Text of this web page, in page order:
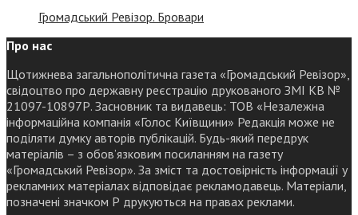
Громадський Ревізор. Бровари
Про нас
Щотижнева загальнополітична газета «Громадський Ревізор»,
свідоцтво про державну реєстрацію друкованого ЗМІ КВ №
21097-10897Р. Засновник та видавець: ТОВ «Незалежна
інформаційна компанія «Голос Київщини» Редакція може не
поділяти думку авторів публікацій. Будь-який передрук
матеріалів – з обов’язковим посиланням на газету
«Громадський Ревізор». За зміст та достовірність інформації у
рекламних матеріалах відповідає рекламодавець. Матеріали,
позначені значком Р друкуються на правах реклами.